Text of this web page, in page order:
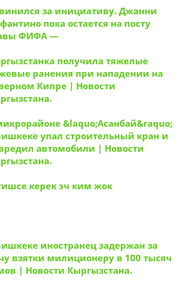
за инициативу. Джанни
пока остается на посту
ФИФА —
получила тяжелые
ранения при нападении на
Кипре | Новости
&laquo;Асанбай&raquo;
упал строительный кран и
автомобили | Новости
керек эч ким жок
иностранец задержан за
взятки милиционеру в 100 тысяч
| Новости Кыргызстана.